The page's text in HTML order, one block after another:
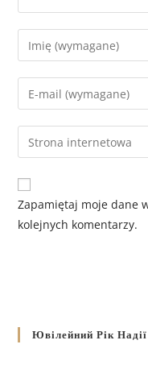
Zapamiętaj moje dane
kolejnych komentarzy.
Ювілейний Рік Надії